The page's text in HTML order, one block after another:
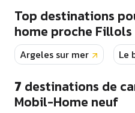
Top destinations
home proche Fillols
Argeles sur mer Le
7 destinations de
Mobil-Home neuf